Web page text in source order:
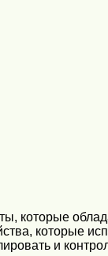
которые
которые
и